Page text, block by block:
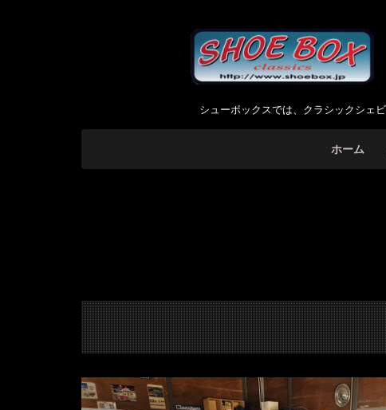
シューボックスでは、クラシックシェ
ホーム